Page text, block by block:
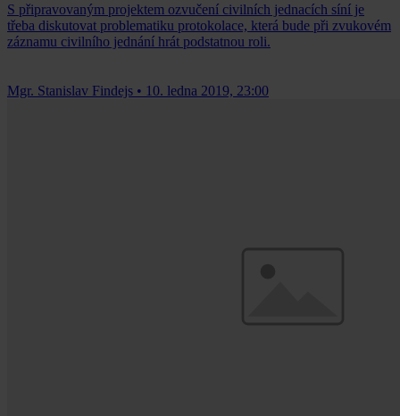
S připravovaným projektem ozvučení civilních jednacích síní je
třeba diskutovat problematiku protokolace, která bude při zvukovém
záznamu civilního jednání hrát podstatnou roli.
Mgr. Stanislav Findejs • 10. ledna 2019, 23:00